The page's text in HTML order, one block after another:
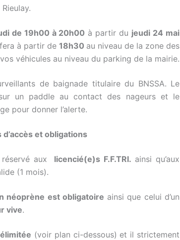
de 19h00 à 20h00 à partir du jeudi 24 mai
à partir de 18h30 au niveau de la zone des
véhicules au niveau du parking de la mairie.
de baignade titulaire du BNSSA. Le
un paddle au contact des nageurs et le
pour donner l’alerte.
d’accès et obligations
réservé aux licencié(e)s F.F.TRI. ainsi qu’aux
(1 mois).
néoprène est obligatoire ainsi que celui d’un
vive.
(voir plan ci-dessous) et il strictement